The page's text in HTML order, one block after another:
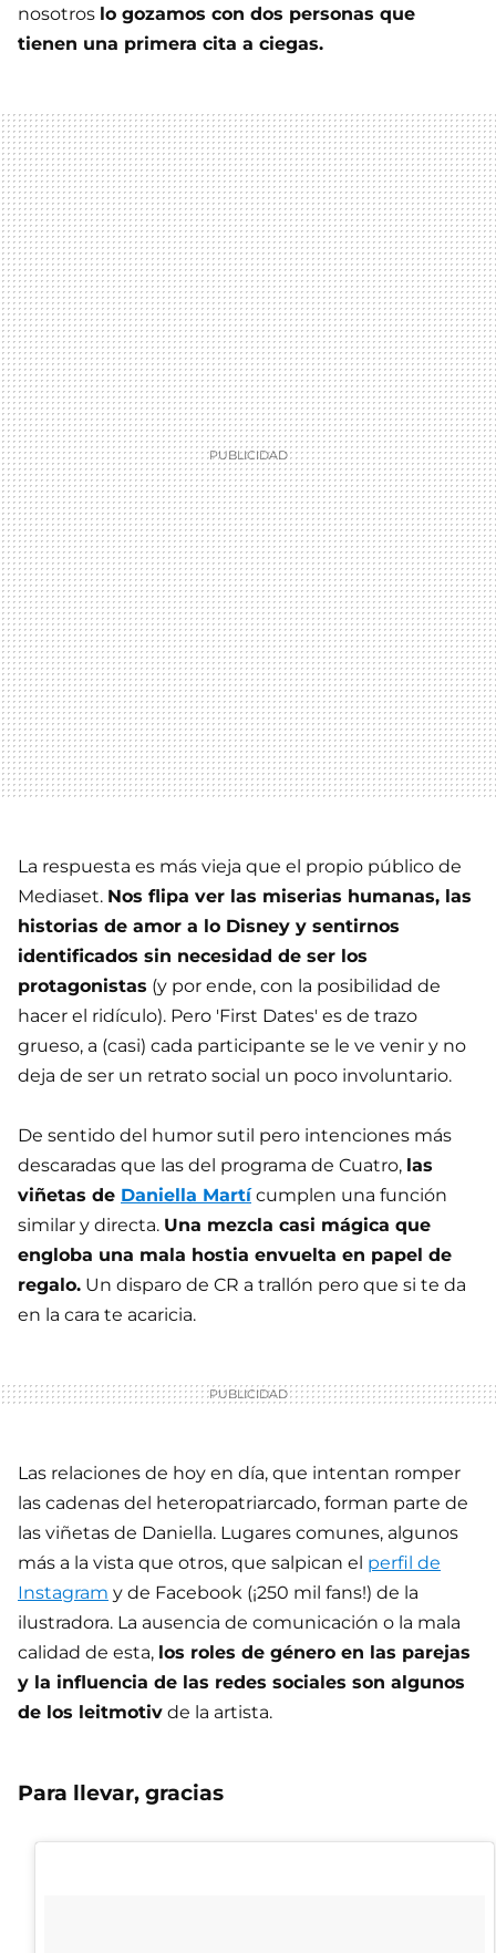
nosotros lo gozamos con dos personas que
tienen una primera cita a ciegas.
La respuesta es más vieja que el propio público de
Mediaset. Nos flipa ver las miserias humanas, las
historias de amor a lo Disney y sentirnos
identificados sin necesidad de ser los
protagonistas (y por ende, con la posibilidad de
hacer el ridículo). Pero 'First Dates' es de trazo
grueso, a (casi) cada participante se le ve venir y no
deja de ser un retrato social un poco involuntario.
De sentido del humor sutil pero intenciones más
descaradas que las del programa de Cuatro, las
viñetas de Daniella Martícumplen una función
similar y directa. Una mezcla casi mágica que
engloba una mala hostia envuelta en papel de
regalo. Un disparo de CR a trallón pero que si te da
en la cara te acaricia.
Las relaciones de hoy en día, que intentan romper
las cadenas del heteropatriarcado, forman parte de
las viñetas de Daniella. Lugares comunes, algunos
más a la vista que otros, que salpican el perfil de
Instagram y de Facebook (¡250 mil fans!) de la
ilustradora. La ausencia de comunicación o la mala
calidad de esta, los roles de género en las parejas
y la influencia de las redes sociales son algunos
de los leitmotiv de la artista.
Para llevar, gracias